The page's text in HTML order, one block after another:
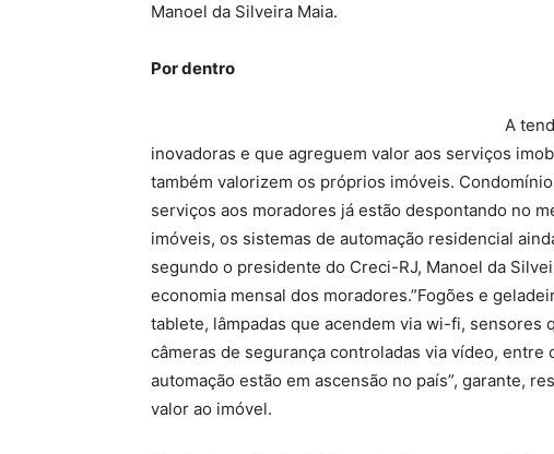
Manoel da Silveira Maia.
Por dentro
A
inovadoras e que agreguem valor aos serviços
também valorizem os próprios imóveis.
serviços aos moradores já estão despontando no
imóveis, os sistemas de automação residencial
segundo o presidente do Creci-RJ, Manoel da
economia mensal dos moradores.”Fogões e
tablete, lâmpadas que acendem via wi-fi, sensores
câmeras de segurança controladas via vídeo,
automação estão em ascensão no país”, garante,
valor ao imóvel.